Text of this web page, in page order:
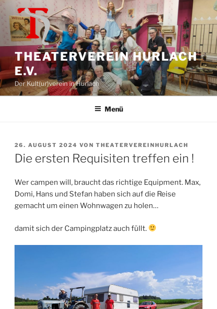
Zum
Inhalt
springen
THEATERVEREIN HURLACH
E.V.
Der Kult(ur)verein in Hurlach
Menü
VERÖFFENTLICHT
AM
26. AUGUST 2024 VON THEATERVEREINHURLACH
Die ersten Requisiten treffen ein !
Wer campen will, braucht das richtige Equipment. Max,
Domi, Hans und Stefan haben sich auf die Reise
gemacht um einen Wohnwagen zu holen…
damit sich der Campingplatz auch füllt.